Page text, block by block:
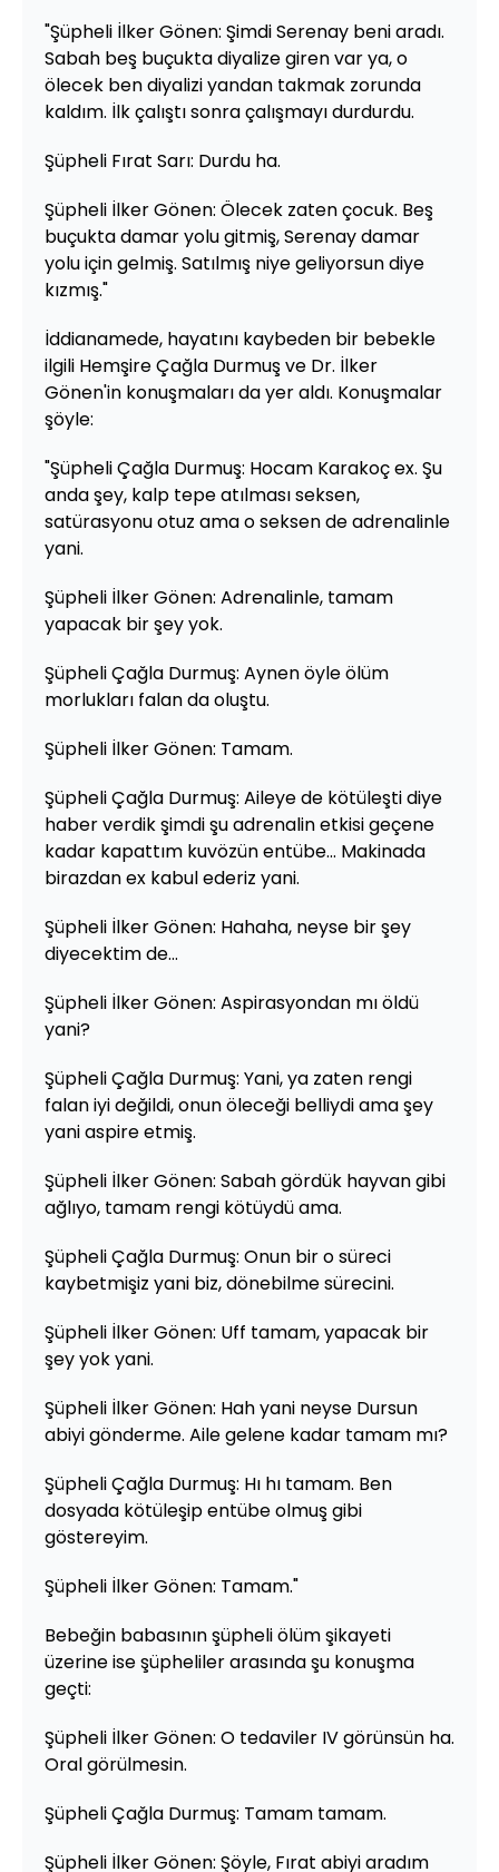
"Şüpheli İlker Gönen: Şimdi Serenay beni aradı.
Sabah beş buçukta diyalize giren var ya, o
ölecek ben diyalizi yandan takmak zorunda
kaldım. İlk çalıştı sonra çalışmayı durdurdu.
Şüpheli Fırat Sarı: Durdu ha.
Şüpheli İlker Gönen: Ölecek zaten çocuk. Beş
buçukta damar yolu gitmiş, Serenay damar
yolu için gelmiş. Satılmış niye geliyorsun diye
kızmış."
İddianamede, hayatını kaybeden bir bebekle
ilgili Hemşire Çağla Durmuş ve Dr. İlker
Gönen'in konuşmaları da yer aldı. Konuşmalar
şöyle:
"Şüpheli Çağla Durmuş: Hocam Karakoç ex. Şu
anda şey, kalp tepe atılması seksen,
satürasyonu otuz ama o seksen de adrenalinle
yani.
Şüpheli İlker Gönen: Adrenalinle, tamam
yapacak bir şey yok.
Şüpheli Çağla Durmuş: Aynen öyle ölüm
morlukları falan da oluştu.
Şüpheli İlker Gönen: Tamam.
Şüpheli Çağla Durmuş: Aileye de kötüleşti diye
haber verdik şimdi şu adrenalin etkisi geçene
kadar kapattım kuvözün entübe... Makinada
birazdan ex kabul ederiz yani.
Şüpheli İlker Gönen: Hahaha, neyse bir şey
diyecektim de...
Şüpheli İlker Gönen: Aspirasyondan mı öldü
yani?
Şüpheli Çağla Durmuş: Yani, ya zaten rengi
falan iyi değildi, onun öleceği belliydi ama şey
yani aspire etmiş.
Şüpheli İlker Gönen: Sabah gördük hayvan gibi
ağlıyo, tamam rengi kötüydü ama.
Şüpheli Çağla Durmuş: Onun bir o süreci
kaybetmişiz yani biz, dönebilme sürecini.
Şüpheli İlker Gönen: Uff tamam, yapacak bir
şey yok yani.
Şüpheli İlker Gönen: Hah yani neyse Dursun
abiyi gönderme. Aile gelene kadar tamam mı?
Şüpheli Çağla Durmuş: Hı hı tamam. Ben
dosyada kötüleşip entübe olmuş gibi
göstereyim.
Şüpheli İlker Gönen: Tamam."
Bebeğin babasının şüpheli ölüm şikayeti
üzerine ise şüpheliler arasında şu konuşma
geçti:
Şüpheli İlker Gönen: O tedaviler IV görünsün ha.
Oral görülmesin.
Şüpheli Çağla Durmuş: Tamam tamam.
Şüpheli İlker Gönen: Şöyle, Fırat abiyi aradım